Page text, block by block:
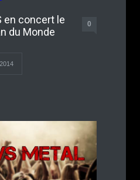
en concert le
du Monde
0